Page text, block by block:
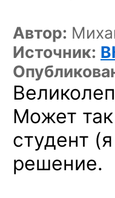
Автор:
Источник:
Может
студент
решение.